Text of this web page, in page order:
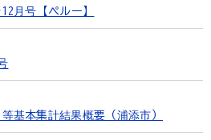
月号【ペルー】
基本集計結果概要（浦添市）